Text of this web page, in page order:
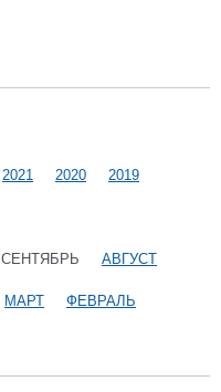
2021 2020 2019
СЕНТЯБРЬ АВГУСТ
МАРТ ФЕВРАЛЬ